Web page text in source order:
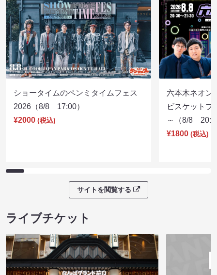
ショータイムのペンミタイムフェス
2026（8/8 17:00）
¥2000 (税込)
六本木ネオン
ビスケットブ
～（8/8
¥1800 (税込)
サイトを閲覧する
ライブチケット